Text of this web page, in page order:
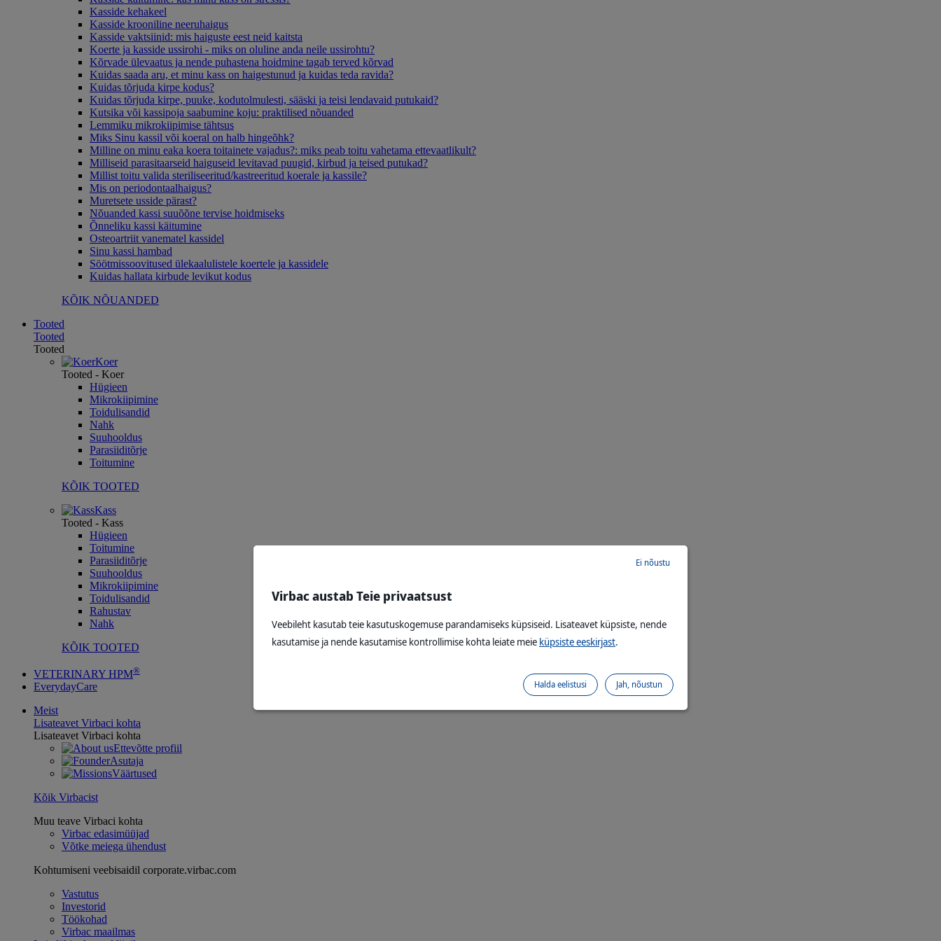
Kasside kehakeel
Kasside krooniline neeruhaigus
Kasside vaktsiinid: mis haiguste eest neid kaitsta
Koerte ja kasside ussirohi - miks on oluline anda neile ussirohtu?
Kõrvade ülevaatus ja nende puhastena hoidmine tagab terved kõrvad
Kuidas saada aru, et minu kass on haigestunud ja kuidas teda ravida?
Kuidas tõrjuda kirpe kodus?
Kuidas tõrjuda kirpe, puuke, kodutolmulesti, sääski ja teisi lendavaid putukaid?
Kutsika või kassipoja saabumine koju: praktilised nõuanded
Lemmiku mikrokiipimise tähtsus
Miks Sinu kassil või koeral on halb hingeõhk?
Milline on minu eaka koera toitainete vajadus?: miks peab toitu vahetama ettevaatlikult?
Milliseid parasitaarseid haiguseid levitavad puugid, kirbud ja teised putukad?
Millist toitu valida steriliseeritud/kastreeritud koerale ja kassile?
Mis on periodontaalhaigus?
Muretsete usside pärast?
Nõuanded kassi suuõõne tervise hoidmiseks
Õnneliku kassi käitumine
Osteoartriit vanematel kassidel
Sinu kassi hambad
Söötmissoovitused ülekaalulistele koertele ja kassidele
Kuidas hallata kirbude levikut kodus
KÕIK NÕUANDED
Tooted
Tooted
Tooted
Koer
Tooted - Koer
Hügieen
Mikrokiipimine
Toidulisandid
Nahk
Suuhooldus
Parasiiditõrje
Toitumine
KÕIK TOOTED
Kass
Tooted - Kass
Hügieen
Toitumine
Parasiiditõrje
Suuhooldus
Mikrokiipimine
Toidulisandid
Rahustav
Nahk
KÕIK TOOTED
VETERINARY HPM®
EverydayCare
Meist
Lisateavet Virbaci kohta
Lisateavet Virbaci kohta
Ettevõtte profiil
Asutaja
Väärtused
Kõik Virbacist
Muu teave Virbaci kohta
Virbac edasimüüjad
Võtke meiega ühendust
Kohtumiseni veebisaidil corporate.virbac.com
Vastutus
Investorid
Töökohad
Virbac maailmas
Virbac austab Teie privaatsust
Veebileht kasutab teie kasutuskogemuse parandamiseks küpsiseid. Lisateavet küpsiste, nende
kasutamise ja nende kasutamise kontrollimise kohta leiate meie küpsiste eeskirjast.
Ei nõustu
Jah, nõustun
Halda eelistusi